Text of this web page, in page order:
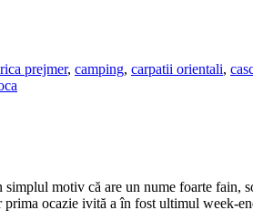
prejmer, camping, carpatii orientali,
motiv că are un nume foarte
ocazie ivită a în fost ultimul week-